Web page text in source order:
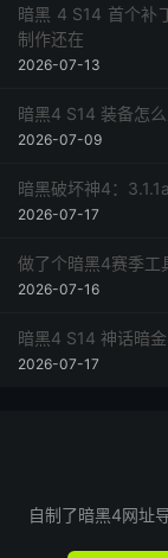
暗黑 4 S14 首个补
制作还在
2026-07-13
暗黑4 S14 装备怎
2026-07-09
暗黑破坏神4：
2026-07-17
做了个暗黑4赛季工
2026-07-16
暗黑4 S14 神话暗
2026-07-17
自制了暗黑4网址